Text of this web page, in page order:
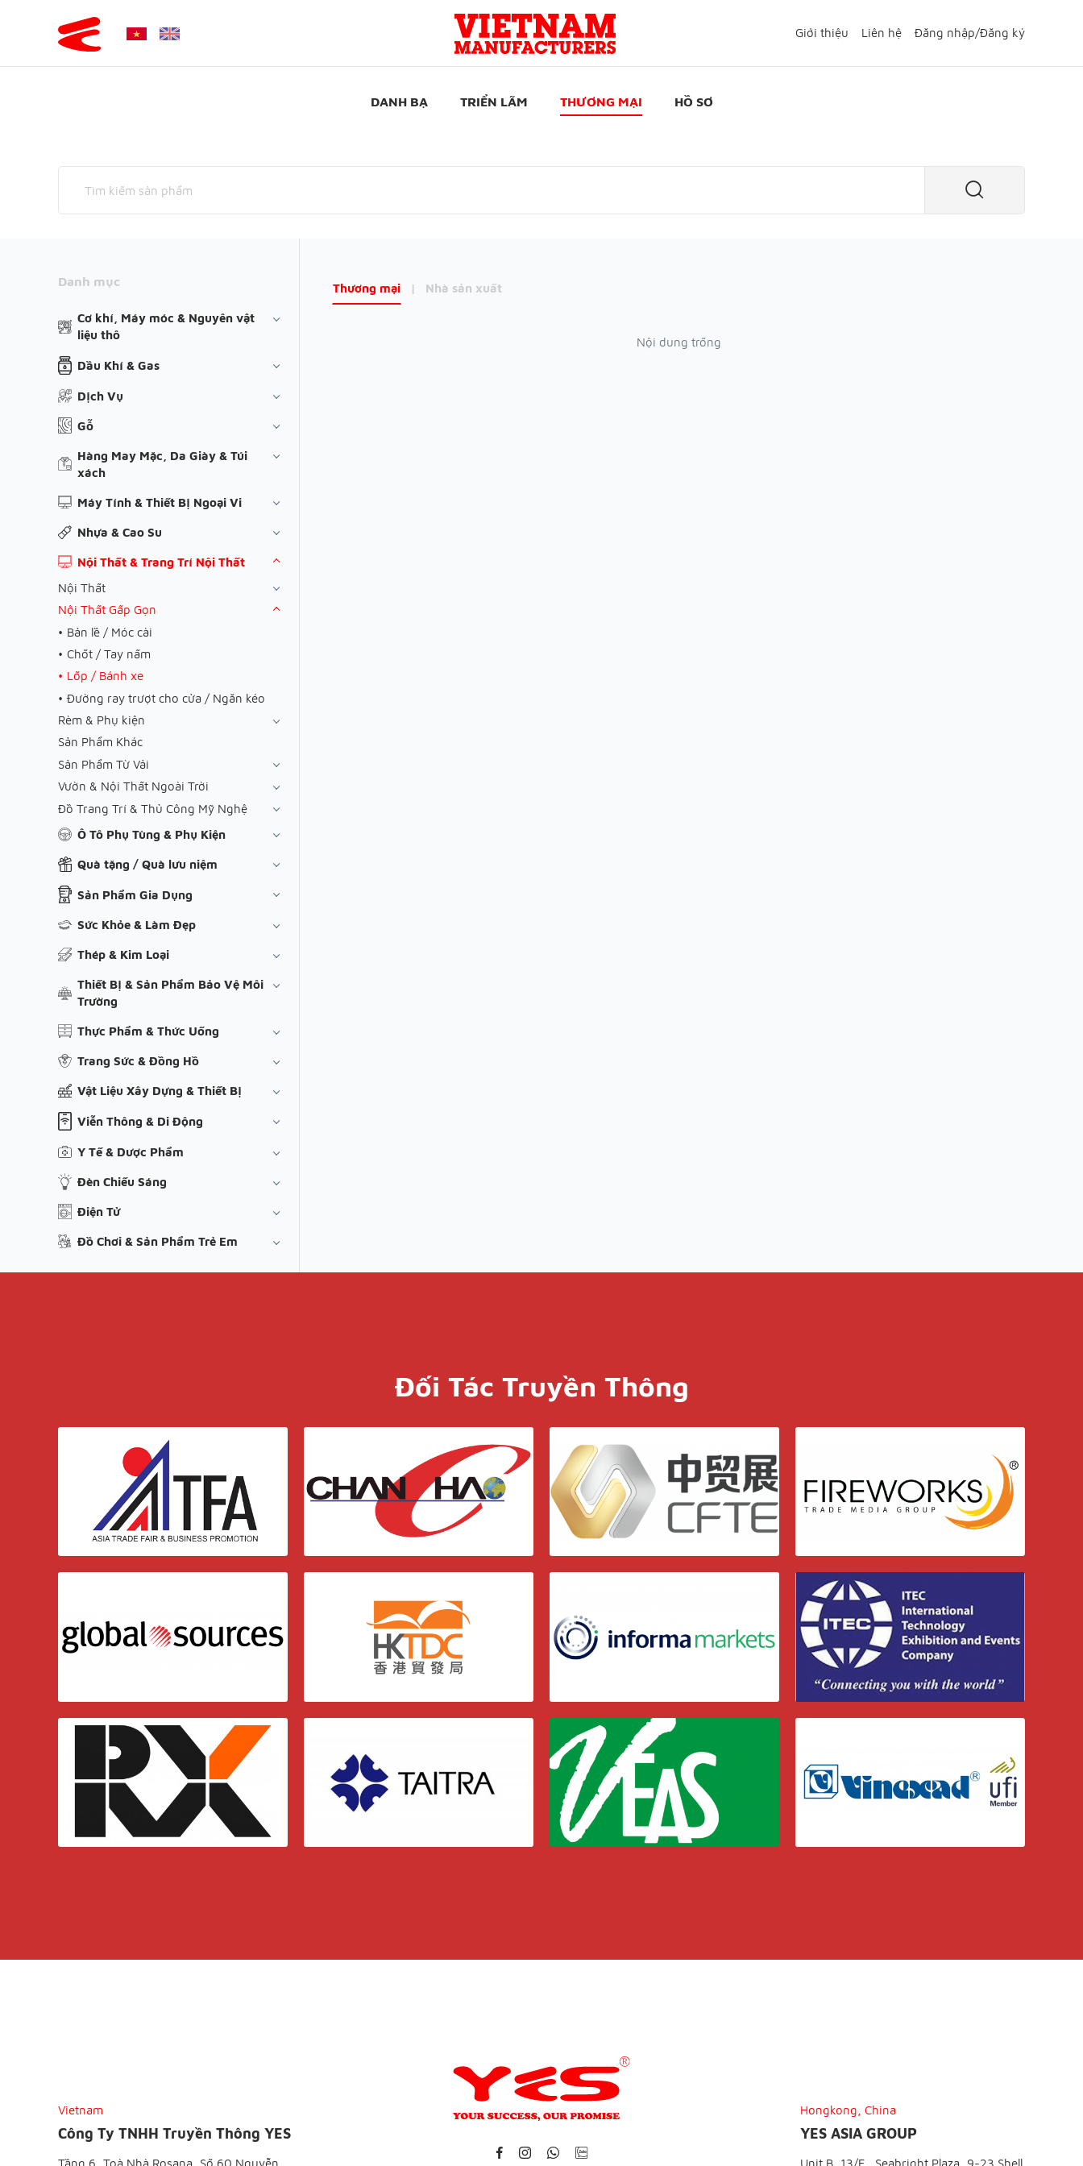
Giới thiệu Liên hệ Đăng nhập/Đăng ký
DANH BẠ TRIỂN LÃM THƯƠNG MẠI HỒ SƠ
Danh mục
Cơ khí, Máy móc & Nguyên vật
liệu thô
Dầu Khí & Gas
Dịch Vụ
Gỗ
Hàng May Mặc, Da Giày & Túi
xách
Máy Tính & Thiết Bị Ngoại Vi
Nhựa & Cao Su
Nội Thất & Trang Trí Nội Thất
Nội Thất
Nội Thất Gấp Gọn
Bản lề / Móc cài
Chốt / Tay nấm
Lốp / Bánh xe
Đường ray trượt cho cửa / Ngăn kéo
Rèm & Phụ kiện
Sản Phẩm Khác
Sản Phẩm Từ Vải
Vườn & Nội Thất Ngoài Trời
Đồ Trang Trí & Thủ Công Mỹ Nghệ
Ô Tô Phụ Tùng & Phụ Kiện
Quà tặng / Quà lưu niệm
Sản Phẩm Gia Dụng
Sức Khỏe & Làm Đẹp
Thép & Kim Loại
Thiết Bị & Sản Phẩm Bảo Vệ Môi
Trường
Thực Phẩm & Thức Uống
Trang Sức & Đồng Hồ
Vật Liệu Xây Dựng & Thiết Bị
Viễn Thông & Di Động
Y Tế & Dược Phẩm
Đèn Chiếu Sáng
Điện Tử
Đồ Chơi & Sản Phẩm Trẻ Em
Thương mại | Nhà sản xuất
Nội dung trống
Đối Tác Truyền Thông
Vietnam
Công Ty TNHH Truyền Thông YES
Tầng 6, Toà Nhà Rosana, Số 60 Nguyễn
Hongkong, China
YES ASIA GROUP
Unit B, 13/F., Seabright Plaza, 9-23 Shell